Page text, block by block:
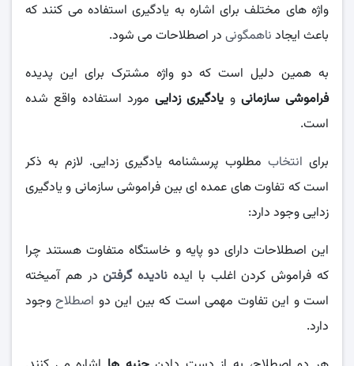
واژه های مختلف برای اشاره به یادگیری استفاده می کنند که
باعث ایجاد ناهمگونی در اصطلاحات می شود.
به همین دلیل است که دو واژه مشترک برای این پدیده
فراموشی سازمانی و یادگیری زدایی مورد استفاده واقع شده
است.
برای انتخاب مطلوب پرسشنامه یادگیری زدایی. لازم به ذکر
است که تفاوت های عمده ای بین فراموشی سازمانی و یادگیری
زدایی وجود دارد:
این اصطلاحات دارای دو پایه و خاستگاه متفاوت هستند چرا
که فراموش کردن اغلب با ایده نادیده گرفتندر هم آمیخته
است و این تفاوت مهمی است که بین این دو اصطلاحوجود
دارد.